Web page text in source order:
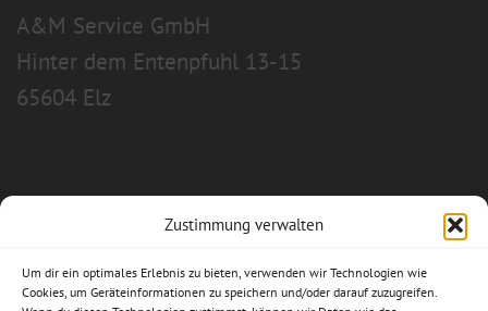
Zustimmung verwalten
Um dir ein optimales Erlebnis zu bieten, verwenden wir Technologien wie
Cookies, um Geräteinformationen zu speichern und/oder darauf zuzugreifen.
A&M Service GmbH
Hinter dem Entenpfuhl 13-15
65604 Elz
Allgemeine Geschäftsbedingungen
Impressum